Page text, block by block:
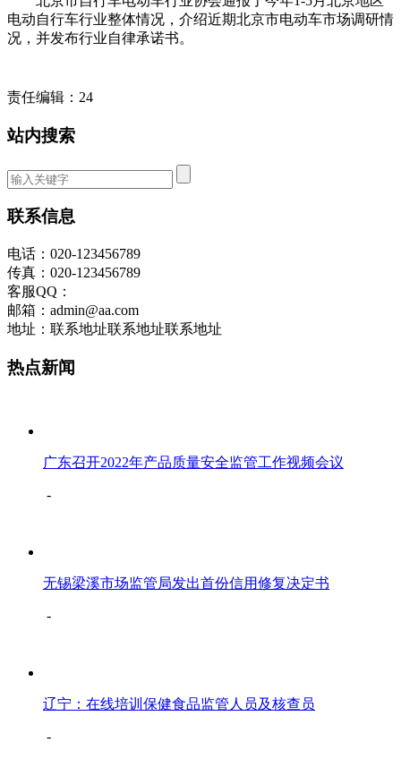
电动自行车行业整体情况，介绍近期北京市电动车市场调研情
况，并发布行业自律承诺书。
责任编辑：24
站内搜索
联系信息
电话：020-123456789
传真：020-123456789
客服QQ：
邮箱：admin@aa.com
地址：联系地址联系地址联系地址
热点新闻
广东召开2022年产品质量安全监管工作视频会议
-
无锡梁溪市场监管局发出首份信用修复决定书
-
辽宁：在线培训保健食品监管人员及核查员
-